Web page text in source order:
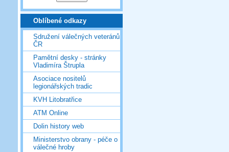
Oblíbené odkazy
Sdružení válečných veteránů
ČR
Pamětní desky - stránky
Vladimíra Štrupla
Asociace nositelů
legionářských tradic
KVH Litobratřice
ATM Online
Dolin history web
Ministerstvo obrany - péče o
válečné hroby